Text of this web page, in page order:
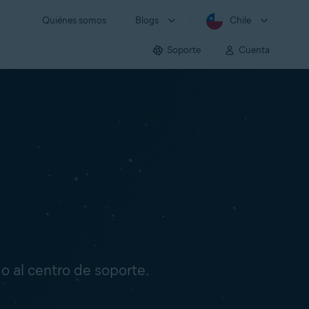
Quiénes somos Blogs Chile
Soporte Cuenta
al centro de soporte.